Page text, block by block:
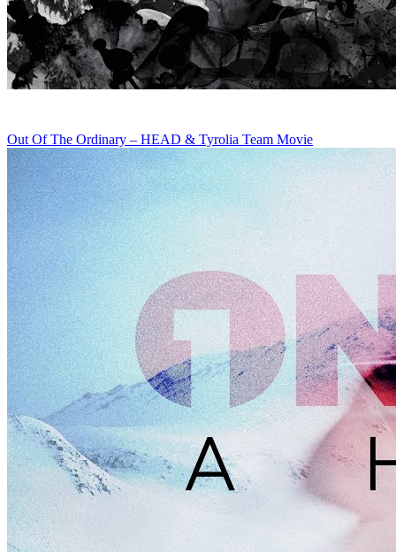
Out Of The Ordinary – HEAD & Tyrolia Team Movie